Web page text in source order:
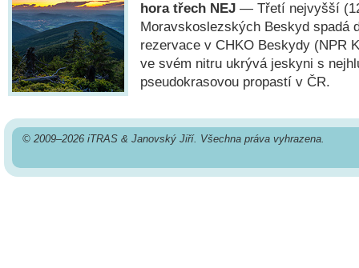
hora třech NEJ — Třetí nejvyšší
Moravskoslezských Beskyd spadá
rezervace v CHKO Beskydy (NPR
ve svém nitru ukrývá jeskyni s
pseudokrasovou propastí v ČR.
© 2009–2026 iTRAS & Janovský Jiří. Všechna práva vyhrazena.